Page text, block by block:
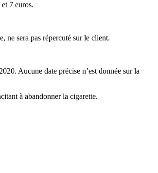
7 euros.
ne sera pas répercuté sur le client.
Aucune date précise n’est donnée sur la
à abandonner la cigarette.